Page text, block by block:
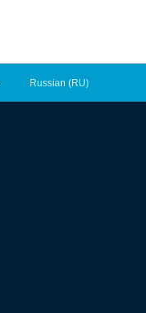
Russian (RU)